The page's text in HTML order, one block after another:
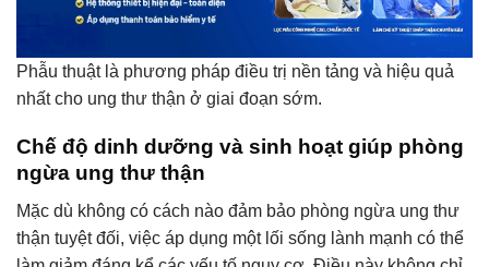
Phẫu thuật là phương pháp điều trị nền tảng và hiệu quả
nhất cho ung thư thận ở giai đoạn sớm.
Chế độ dinh dưỡng và sinh hoạt giúp phòng
ngừa ung thư thận
Mặc dù không có cách nào đảm bảo phòng ngừa ung thư
thận tuyệt đối, việc áp dụng một lối sống lành mạnh có thể